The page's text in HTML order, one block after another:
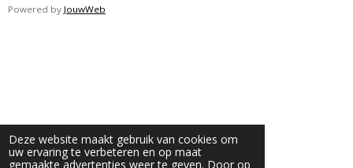
Deze website maakt gebruik van cookies om
uw ervaring te verbeteren en op maat
gemaakte advertenties weer te geven. Door op
Powered by JouwWeb